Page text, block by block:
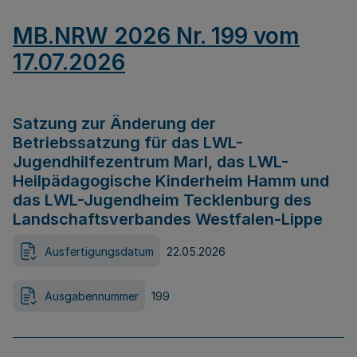
MB.NRW 2026 Nr. 199 vom
17.07.2026
Satzung zur Änderung der
Betriebssatzung für das LWL-
Jugendhilfezentrum Marl, das LWL-
Heilpädagogische Kinderheim Hamm und
das LWL-Jugendheim Tecklenburg des
Landschaftsverbandes Westfalen-Lippe
Ausfertigungsdatum 22.05.2026
Ausgabennummer 199